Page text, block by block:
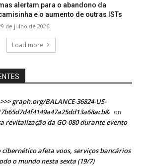
alertam para o abandono da
e o aumento de outras ISTs
de julho de 2026
Load more
graph.org/BALANCE-36824-US-
on
revitalização da GO-080 durante evento
cibernético afeta voos, serviços bancários
o mundo nesta sexta (19/7)